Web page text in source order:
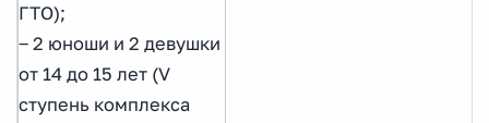
ГТО);
‒ 2 юноши и 2 девушки
от 14 до 15 лет (V
ступень комплекса